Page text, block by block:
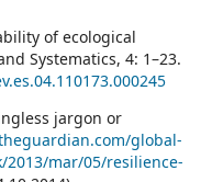
of ecological
Systematics, 4: 1–23.
jargon or
global-
mar/05/resilience-